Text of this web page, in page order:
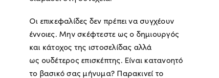
Οι επικεφαλίδες δεν πρέπει να συγχέουν
έννοιες. Μην σκέφτεστε ως ο δημιουργός
και κάτοχος της ιστοσελίδας αλλά
ως ουδέτερος επισκέπτης. Είναι κατανοητό
το βασικό σας μήνυμα? Παρακινεί το